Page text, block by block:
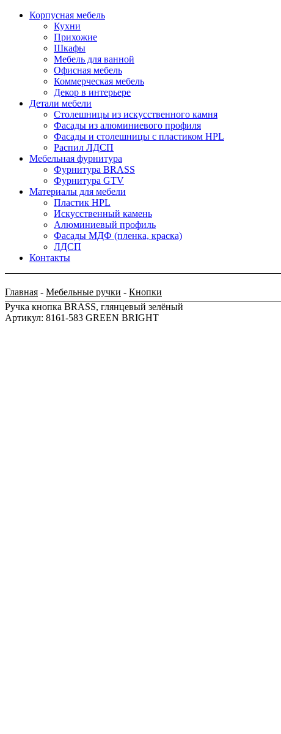
Корпусная мебель
Кухни
Прихожие
Шкафы
Мебель для ванной
Офисная мебель
Коммерческая мебель
Декор в интерьере
Детали мебели
Столешницы из искусственного камня
Фасады из алюминиевого профиля
Фасады и столешницы с пластиком HPL
Распил ЛДСП
Мебельная фурнитура
Фурнитура BRASS
Фурнитура GTV
Материалы для мебели
Пластик HPL
Искусственный камень
Алюминиевый профиль
Фасады МДФ (пленка, краска)
ЛДСП
Контакты
Главная - Мебельные ручки - Кнопки
Ручка кнопка BRASS, глянцевый зелёный
Артикул: 8161-583 GREEN BRIGHT